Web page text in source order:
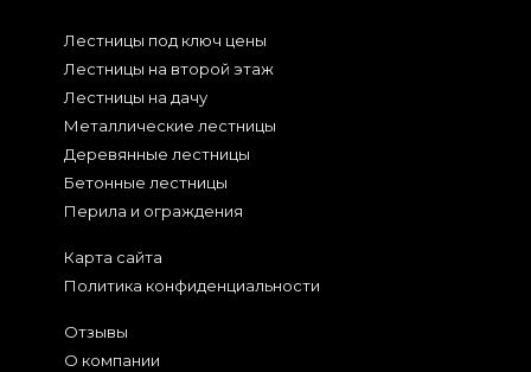
Лестницы под ключ цены
Лестницы на второй этаж
Лестницы на дачу
Металлические лестницы
Деревянные лестницы
Бетонные лестницы
Перила и ограждения
Карта сайта
Политика конфиденциальности
Отзывы
О компании